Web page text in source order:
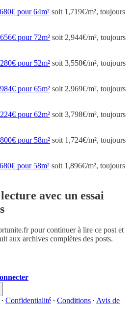
pour 64m² soit 1,719€/m², toujours
pour 72m² soit 2,944€/m², toujours
pour 52m² soit 3,558€/m², toujours
pour 65m² soit 2,969€/m², toujours
pour 62m² soit 3,798€/m², toujours
pour 58m² soit 1,724€/m², toujours
pour 58m² soit 1,896€/m², toujours
avec un essai
pour continuer à lire ce post et
aux archives complètes des posts.
Confidentialité ∙ Conditions ∙ Avis de